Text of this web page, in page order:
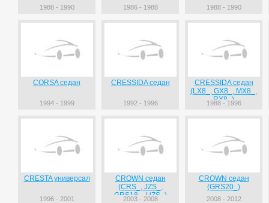
1988 - 1990 1986 - 1988 1988 - 1990
CORSA седан
1994 - 1999
CRESSIDA седан
1992 - 1996
CRESSIDA седан
(LX8_, GX8_, MX8_,
RX8_)
1988 - 1996
CRESTA универсал
1996 - 2001
CROWN седан
(CRS_, JZS_,
GRS18_, UZS_)
2003 - 2008
CROWN седан
(GRS20_)
2008 - 2012